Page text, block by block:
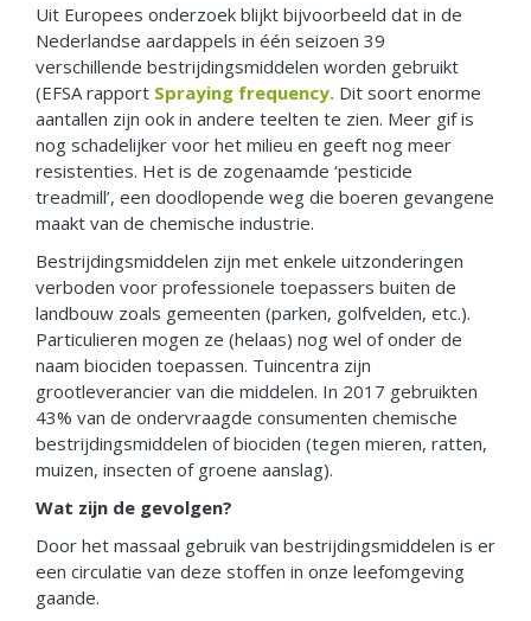
Uit Europees onderzoek blijkt bijvoorbeeld dat in de
Nederlandse aardappels in één seizoen 39
verschillende bestrijdingsmiddelen worden gebruikt
(EFSA rapport Spraying frequency. Dit soort enorme
aantallen zijn ook in andere teelten te zien. Meer gif is
nog schadelijker voor het milieu en geeft nog meer
resistenties. Het is de zogenaamde ‘pesticide
treadmill’, een doodlopende weg die boeren gevangene
maakt van de chemische industrie.
Bestrijdingsmiddelen zijn met enkele uitzonderingen
verboden voor professionele toepassers buiten de
landbouw zoals gemeenten (parken, golfvelden, etc.).
Particulieren mogen ze (helaas) nog wel of onder de
naam biociden toepassen. Tuincentra zijn
grootleverancier van die middelen. In 2017 gebruikten
43% van de ondervraagde consumenten chemische
bestrijdingsmiddelen of biociden (tegen mieren, ratten,
muizen, insecten of groene aanslag).
Wat zijn de gevolgen?
Door het massaal gebruik van bestrijdingsmiddelen is er
een circulatie van deze stoffen in onze leefomgeving
gaande.